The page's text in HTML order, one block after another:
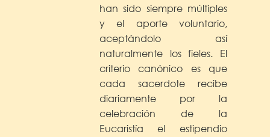
han sido siempre múltiples
y el aporte voluntario,
aceptándolo así
naturalmente los fieles. El
criterio canónico es que
cada sacerdote recibe
diariamente por la
celebración de la
Eucaristía el estipendio